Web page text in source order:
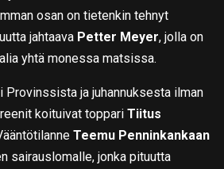
osan on tietenkin tehnyt
jahtaava Petter Meyer, jolla on
yhtä monessa matsissa.
Provinssista ja juhannuksesta ilman
koituivat toppariTiitus
Teemu Penninkankaan
sairauslomalle, jonka pituutta